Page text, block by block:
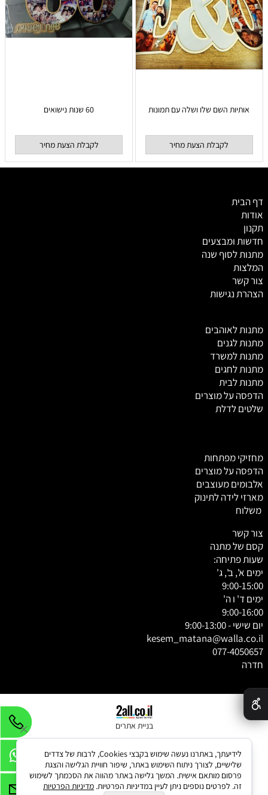
אותיות השם שלו ושלה עם תמונות
לקבלת הצעת מחיר
60 שנות נישואים
לקבלת הצעת מחיר
דף הבית
אודות
תקנון
חדשות ומבצעים
מתנות לסוף שנה
המלצות
צור קשר
הצהרת נגישות
מתנות לאוהבים
מתנות לגנים
מתנות למשרד
מתנות לחגים
מתנות לבית
הדפסה על מוצרים
שלטים לדלת
מחזיקי מפתחות
הדפסה על מוצרים
אלבומים מעוצבים
מארזי לידה לתינוק
משלוח
צור קשר
קסם של מתנה
שעות פתיחה:
ימים א', ב', ג'
9:00-15:00
ימים ד' ו ה'
9:00-16:00
יום שישי - 9:00-13:00
kesem_matana@walla.co.il
077-4050657
חדרה
בניית אתרים
לידיעתך, באתרנו נעשה שימוש בקבצי Cookies, לרבות של צדדים
שלישיים, לצורך ניתוח השימוש באתר, שיפור חוויית הגלישה והצגת
פרסום מותאם אישית. המשך גלישה באתר מהווה את הסכמתך לשימוש
זה. לפרטים נוספים ניתן לעיין במדיניות הפרטיות. מדיניות הפרטיות